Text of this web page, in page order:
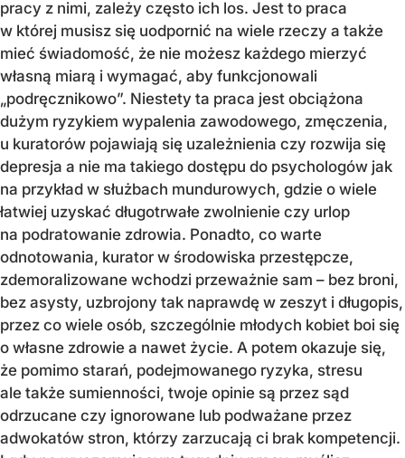
pracy z nimi, zależy często ich los. Jest to praca
w której musisz się uodpornić na wiele rzeczy a także
mieć świadomość, że nie możesz każdego mierzyć
własną miarą i wymagać, aby funkcjonowali
„podręcznikowo”. Niestety ta praca jest obciążona
dużym ryzykiem wypalenia zawodowego, zmęczenia,
u kuratorów pojawiają się uzależnienia czy rozwija się
depresja a nie ma takiego dostępu do psychologów jak
na przykład w służbach mundurowych, gdzie o wiele
łatwiej uzyskać długotrwałe zwolnienie czy urlop
na podratowanie zdrowia. Ponadto, co warte
odnotowania, kurator w środowiska przestępcze,
zdemoralizowane wchodzi przeważnie sam – bez broni,
bez asysty, uzbrojony tak naprawdę w zeszyt i długopis,
przez co wiele osób, szczególnie młodych kobiet boi się
o własne zdrowie a nawet życie. A potem okazuje się,
że pomimo starań, podejmowanego ryzyka, stresu
ale także sumienności, twoje opinie są przez sąd
odrzucane czy ignorowane lub podważane przez
adwokatów stron, którzy zarzucają ci brak kompetencji.